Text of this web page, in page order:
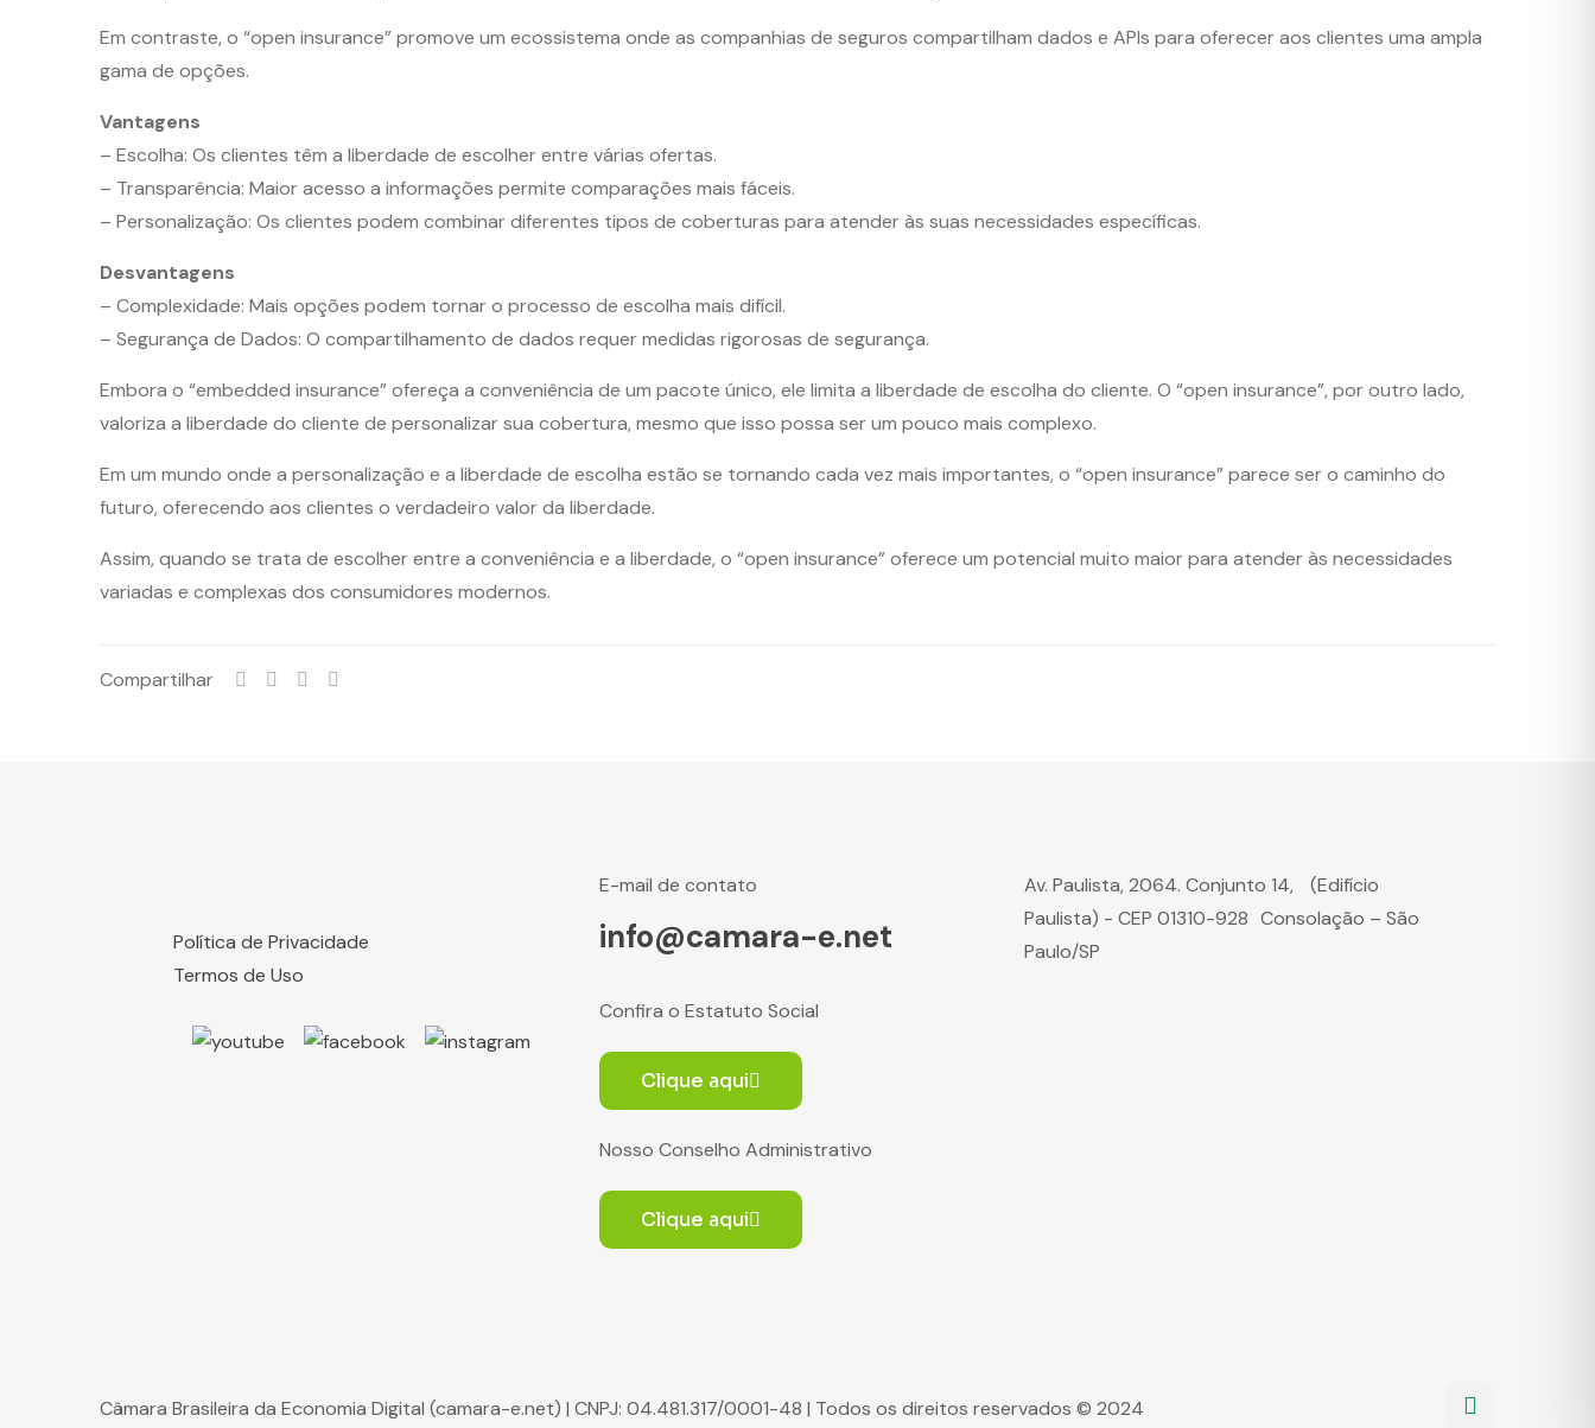
Em contraste, o “open insurance” promove um ecossistema onde as companhias de seguros compartilham dados e APIs para oferecer aos clientes uma ampla
gama de opções.
Vantagens
– Escolha: Os clientes têm a liberdade de escolher entre várias ofertas.
– Transparência: Maior acesso a informações permite comparações mais fáceis.
– Personalização: Os clientes podem combinar diferentes tipos de coberturas para atender às suas necessidades específicas.
Desvantagens
– Complexidade: Mais opções podem tornar o processo de escolha mais difícil.
– Segurança de Dados: O compartilhamento de dados requer medidas rigorosas de segurança.
Embora o “embedded insurance” ofereça a conveniência de um pacote único, ele limita a liberdade de escolha do cliente. O “open insurance”, por outro lado,
valoriza a liberdade do cliente de personalizar sua cobertura, mesmo que isso possa ser um pouco mais complexo.
Em um mundo onde a personalização e a liberdade de escolha estão se tornando cada vez mais importantes, o “open insurance” parece ser o caminho do
futuro, oferecendo aos clientes o verdadeiro valor da liberdade.
Assim, quando se trata de escolher entre a conveniência e a liberdade, o “open insurance” oferece um potencial muito maior para atender às necessidades
variadas e complexas dos consumidores modernos.
Compartilhar
Política de Privacidade
Termos de Uso
E-mail de contato
info@camara-e.net
Confira o Estatuto Social
Clique aqui
Nosso Conselho Administrativo
Clique aqui
Av. Paulista, 2064. Conjunto 14, (Edifício
Paulista) - CEP 01310-928 Consolação – São
Paulo/SP
Câmara Brasileira da Economia Digital (camara-e.net) | CNPJ: 04.481.317/0001-48 | Todos os direitos reservados © 2024